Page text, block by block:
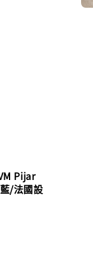
Pijar
/法國設